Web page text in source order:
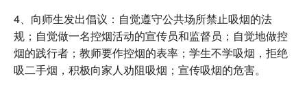
4、向师生发出倡议：自觉遵守公共场所禁止吸烟的法
规；自觉做一名控烟活动的宣传员和监督员；自觉地做控
烟的践行者；教师要作控烟的表率；学生不学吸烟，拒绝
吸二手烟，积极向家人劝阻吸烟；宣传吸烟的危害。